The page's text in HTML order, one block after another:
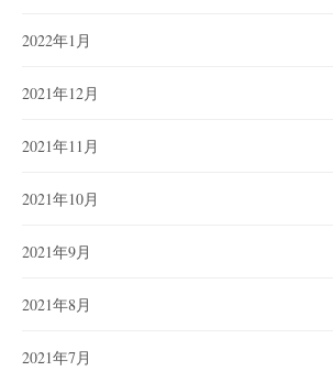
2022年1月
2021年12月
2021年11月
2021年10月
2021年9月
2021年8月
2021年7月